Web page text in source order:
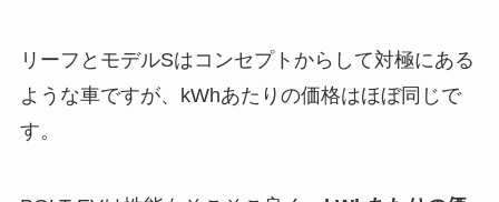
リーフとモデルSはコンセプトからして対極にある
ような車ですが、kWhあたりの価格はほぼ同じで
す。